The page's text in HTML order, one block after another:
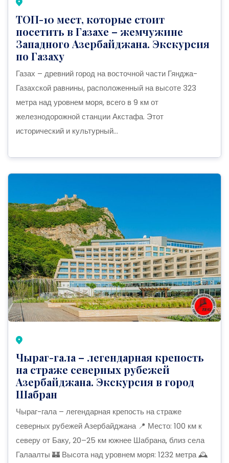
ТОП-10 мест, которые стоит
посетить в Газахе – жемчужине
Западного Азербайджана. Экскурсия
по Газаху
Газах – древний город на восточной части Гянджа-
Газахской равнины, расположенный на высоте 323
метра над уровнем моря, всего в 9 км от
железнодорожной станции Акстафа. Этот
исторический и культурный...
Чыраг-гала – легендарная крепость
на страже северных рубежей
Азербайджана. Экскурсия в город
Шабран
Чыраг-гала – легендарная крепость на страже
северных рубежей Азербайджана 📍 Место: 100 км к
северу от Баку, 20–25 км южнее Шабрана, близ села
Галаалты 🏰 Высота над уровнем моря: 1232 метра 🕰